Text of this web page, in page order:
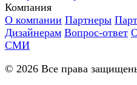
Компания
О компании Партнеры
Дизайнерам Вопрос-ответ
СМИ
© 2026 Все права